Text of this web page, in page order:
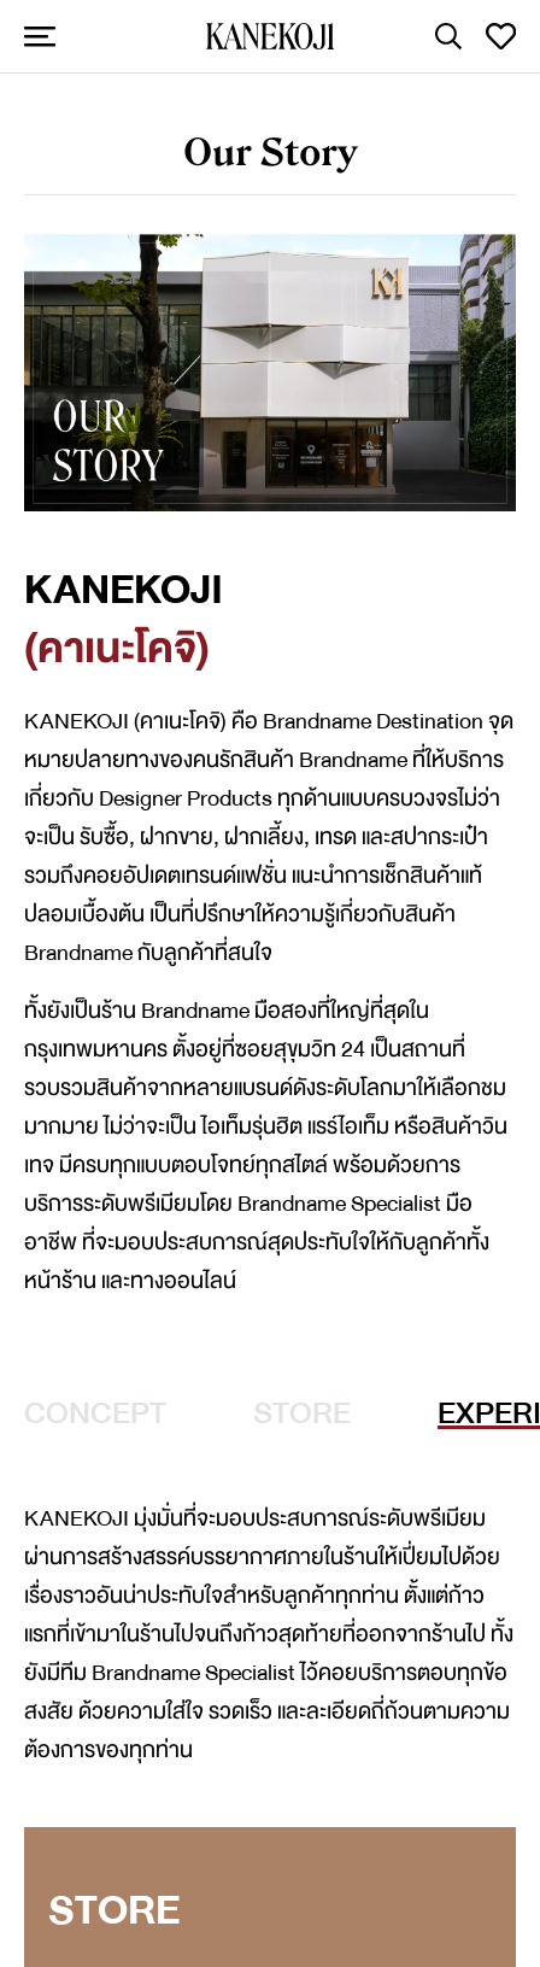
Our Story
KANEKOJI
(คาเนะโคจิ)
KANEKOJI (คาเนะโคจิ) คือ Brandname Destination จุด
หมายปลายทางของคนรักสินค้า Brandname ที่ให้บริการ
เกี่ยวกับ Designer Products ทุกด้านแบบครบวงจรไม่ว่า
จะเป็น รับซื้อ, ฝากขาย, ฝากเลี้ยง, เทรด และสปากระเป๋า
รวมถึงคอยอัปเดตเทรนด์แฟชั่น แนะนำการเช็กสินค้าแท้
ปลอมเบื้องต้น เป็นที่ปรึกษาให้ความรู้เกี่ยวกับสินค้า
Brandname กับลูกค้าที่สนใจ
ทั้งยังเป็นร้าน Brandname มือสองที่ใหญ่ที่สุดใน
กรุงเทพมหานคร ตั้งอยู่ที่ซอยสุขุมวิท 24 เป็นสถานที่
รวบรวมสินค้าจากหลายแบรนด์ดังระดับโลกมาให้เลือกชม
มากมาย ไม่ว่าจะเป็น ไอเท็มรุ่นฮิต แรร์ไอเท็ม หรือสินค้าวิน
เทจ มีครบทุกแบบตอบโจทย์ทุกสไตล์ พร้อมด้วยการ
บริการระดับพรีเมียมโดย Brandname Specialist มือ
อาชีพ ที่จะมอบประสบการณ์สุดประทับใจให้กับลูกค้าทั้ง
หน้าร้าน และทางออนไลน์
CONCEPT STORE
KANEKOJI มุ่งมั่นที่จะมอบประสบการณ์ระดับพรีเมียม
ผ่านการสร้างสรรค์บรรยากาศภายในร้านให้เปี่ยมไปด้วย
เรื่องราวอันน่าประทับใจสำหรับลูกค้าทุกท่าน ตั้งแต่ก้าว
แรกที่เข้ามาในร้านไปจนถึงก้าวสุดท้ายที่ออกจากร้านไป ทั้ง
ยังมีทีม Brandname Specialist ไว้คอยบริการตอบทุกข้อ
สงสัย ด้วยความใส่ใจ รวดเร็ว และละเอียดถี่ถ้วนตามความ
ต้องการของทุกท่าน
STORE